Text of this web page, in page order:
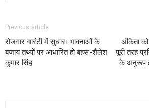
Previous article
रोजगार गारंटी में सुधारः भावनाओं के
बजाय तथ्यों पर आधारित हो बहस-शैलेश
कुमार सिंह
अंकिता
पूरी तरह
के अनुरूप